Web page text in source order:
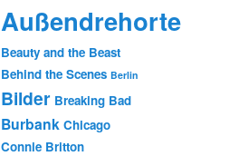
Außendrehorte
Beauty and the Beast
Behind the Scenes Berlin
Bilder Breaking Bad
Burbank Chicago
Connie Britton